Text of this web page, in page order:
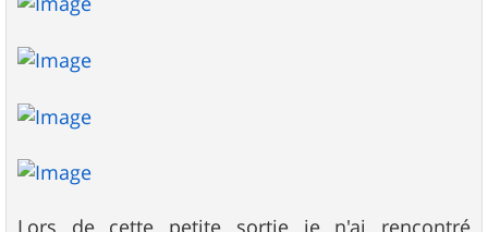
Lors de cette petite sortie je n'ai rencontré